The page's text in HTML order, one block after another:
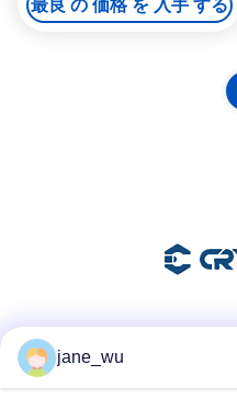
最良 の 価格 を 入手 する
jane_wu